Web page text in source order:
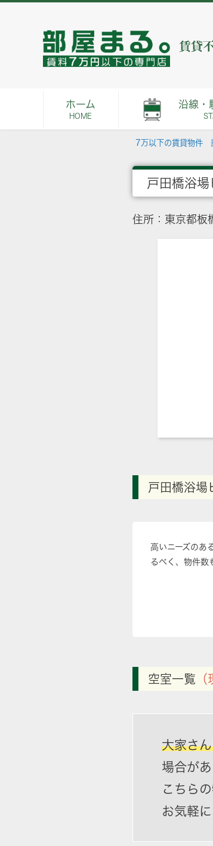
ホーム
HOME
沿線・
7万以下の賃貸物件
戸田橋浴場
住所：東京都板
戸田橋浴場
高いニーズのあ
るべく、物件数
空室一覧
大家さ
場合があ
こちら
お気軽